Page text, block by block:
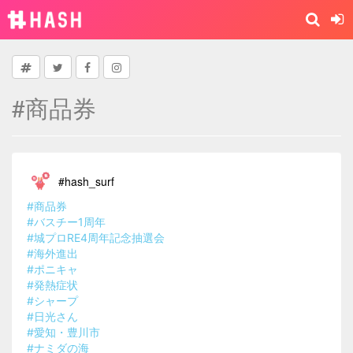
#商品券
#hash_surf
#商品券
#バスチー1周年
#城プロRE4周年記念抽選会
#海外進出
#ポニキャ
#発熱症状
#シャープ
#日光さん
#愛知・豊川市
#ナミダの海